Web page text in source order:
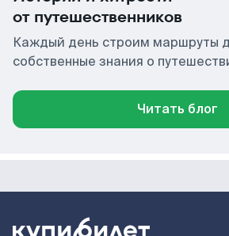
от путешественников
Каждый день строим маршруты
собственные знания о
Читать блог